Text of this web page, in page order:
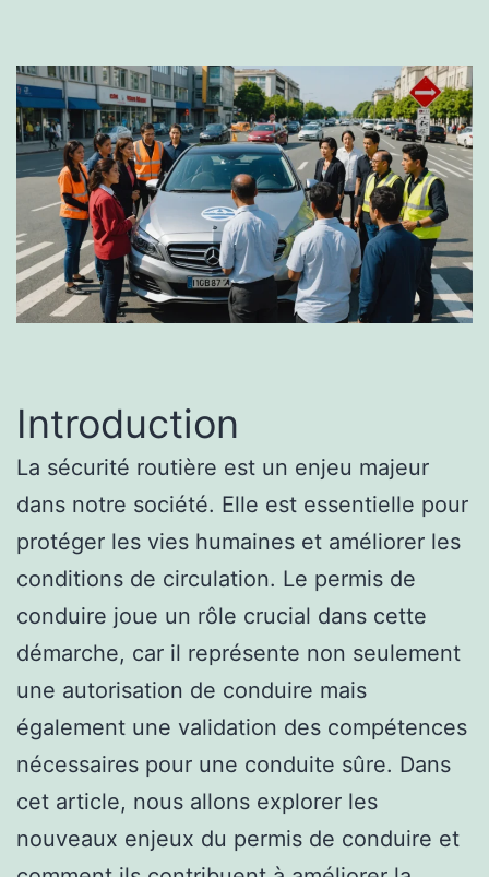
Introduction
La sécurité routière est un enjeu majeur
dans notre société. Elle est essentielle pour
protéger les vies humaines et améliorer les
conditions de circulation. Le permis de
conduire joue un rôle crucial dans cette
démarche, car il représente non seulement
une autorisation de conduire mais
également une validation des compétences
nécessaires pour une conduite sûre. Dans
cet article, nous allons explorer les
nouveaux enjeux du permis de conduire et